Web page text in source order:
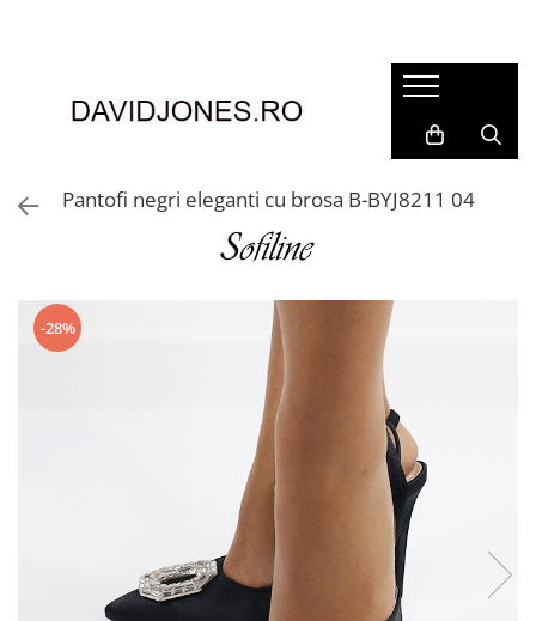
Accesorii
Genti din piele
Incaltaminte
Pantofi negri eleganti cu brosa B-BYJ8211 04
-28%